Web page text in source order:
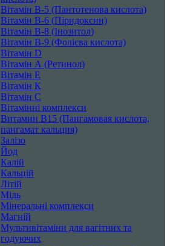
Вітамін B-5 (Пантотенова кислота)
Вітамін B-6 (Піридоксин)
Вітамін B-8 (Інозитол)
Вітамін B-9 (Фолієва кислота)
Вітамін D
Вітамін А (Ретинол)
Вітамін Е
Вітамін К
Вітамін С
Вітамінні комплекси
Витамин B15 (Пангамовая кислота,
пангамат кальция)
Залізо
Йод
Калій
Кальцій
Літій
Мідь
Мінеральні комплекси
Магній
Мультивітаміни для вагітних та
годуючих